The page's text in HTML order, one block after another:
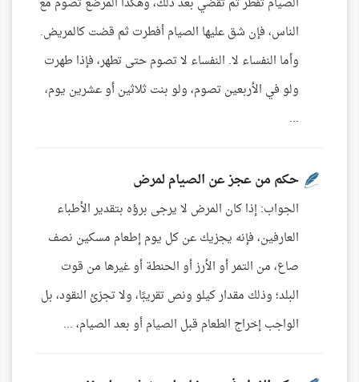
الناس، فإن شق عليها الصيام أفطرت ثم قضت كالمريض.
وأما النفساء لا. النفساء لا تصوم حتى تطهر، فإذا طهرت
ولو في الأربعين تصوم، ولو بنت ثلاثين أو عشرين يوم،
...
حكم من عجز عن الصيام لمرض
الجواب: إذا كان المرض لا يرجى برؤه بتقدير الأطباء
العارفين، فإنه يجزيك عن كل يوم إطعام مسكين نصف
صاع، من التمر أو الأرز أو الحنطة أو غيرها من قوت
البلد؛ وذلك مقدار كيلو ونص تقريبًا، ولا تجزئ النقود، بل
الواجب إخراج الطعام قبل الصيام أو بعد الصيام، ...